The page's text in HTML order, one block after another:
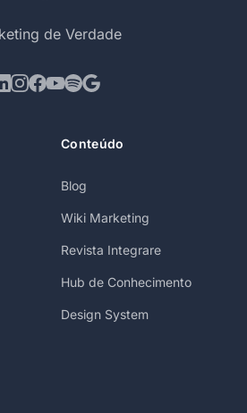
de Verdade
Conteúdo
Blog
Wiki Marketing
Revista Integrare
Hub de Conhecimento
Design System